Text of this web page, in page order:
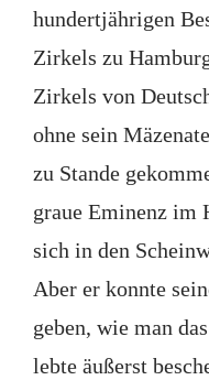
hundertjährigen
Zirkels zu
Zirkels von
ohne sein
zu Stande
graue Eminenz im
sich in den
Aber er konnte
geben, wie man
lebte äußerst